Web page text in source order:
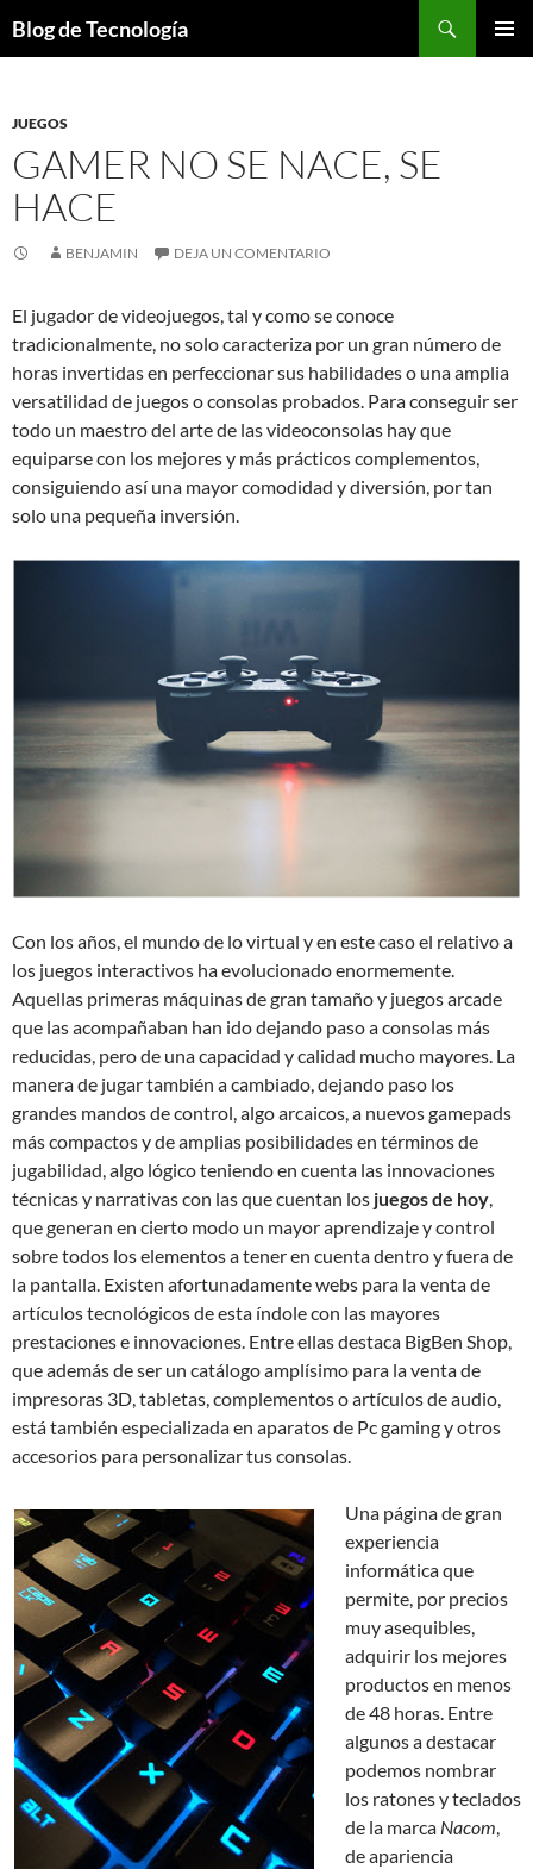
Blog de Tecnología
JUEGOS
GAMER NO SE NACE, SE
HACE
BENJAMIN DEJA UN COMENTARIO
El jugador de videojuegos, tal y como se conoce
tradicionalmente, no solo caracteriza por un gran número de
horas invertidas en perfeccionar sus habilidades o una amplia
versatilidad de juegos o consolas probados. Para conseguir ser
todo un maestro del arte de las videoconsolas hay que
equiparse con los mejores y más prácticos complementos,
consiguiendo así una mayor comodidad y diversión, por tan
solo una pequeña inversión.
Con los años, el mundo de lo virtual y en este caso el relativo a
los juegos interactivos ha evolucionado enormemente.
Aquellas primeras máquinas de gran tamaño y juegos arcade
que las acompañaban han ido dejando paso a consolas más
reducidas, pero de una capacidad y calidad mucho mayores. La
manera de jugar también a cambiado, dejando paso los
grandes mandos de control, algo arcaicos, a nuevos gamepads
más compactos y de amplias posibilidades en términos de
jugabilidad, algo lógico teniendo en cuenta las innovaciones
técnicas y narrativas con las que cuentan los juegos de hoy,
que generan en cierto modo un mayor aprendizaje y control
sobre todos los elementos a tener en cuenta dentro y fuera de
la pantalla. Existen afortunadamente webs para la venta de
artículos tecnológicos de esta índole con las mayores
prestaciones e innovaciones. Entre ellas destaca BigBen Shop,
que además de ser un catálogo amplísimo para la venta de
impresoras 3D, tabletas, complementos o artículos de audio,
está también especializada en aparatos de Pc gaming y otros
accesorios para personalizar tus consolas.
Una página de gran
experiencia
informática que
permite, por precios
muy asequibles,
adquirir los mejores
productos en menos
de 48 horas. Entre
algunos a destacar
podemos nombrar
los ratones y teclados
de la marca Nacom,
de apariencia